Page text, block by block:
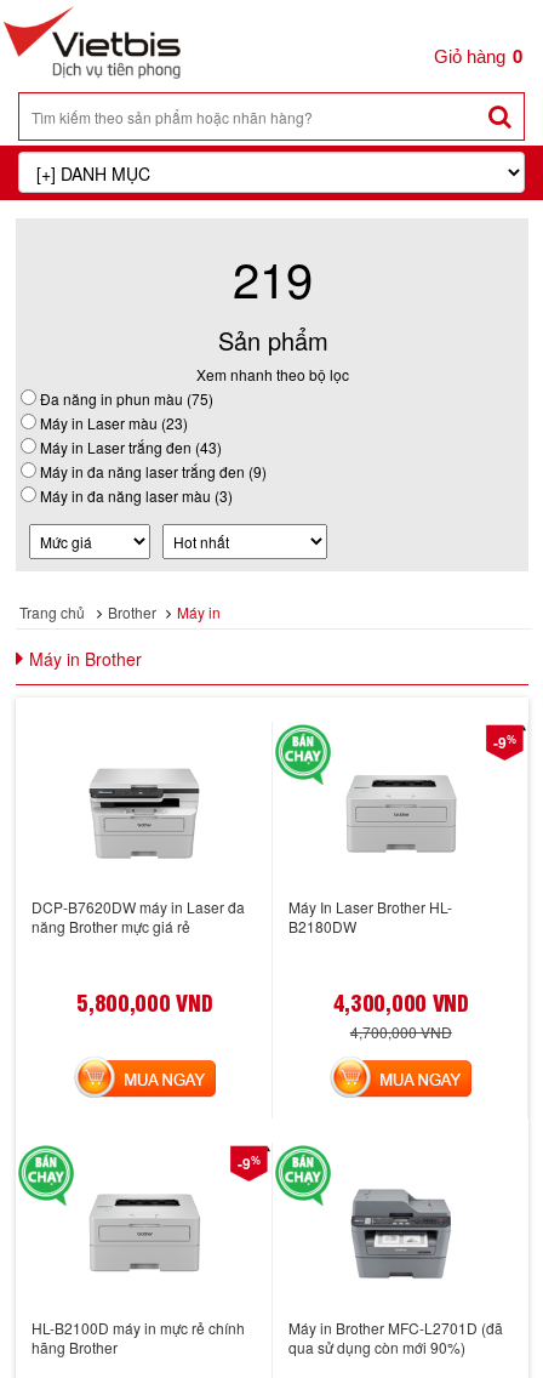
0
219
Sản phẩm
Xem nhanh theo bộ lọc
Đa năng in phun màu (75)
Máy in Laser màu (23)
Máy in Laser trắng đen (43)
Máy in đa năng laser trắng đen (9)
Máy in đa năng laser màu (3)
Trang chủ Brother Máy in
Máy in Brother
DCP-B7620DW máy in Laser đa
năng Brother mực giá rẻ
5,800,000 VND
MUA NGAY
-9%
Máy In Laser Brother HL-
B2180DW
4,300,000 VND
4,700,000 VND
MUA NGAY
-9%
HL-B2100D máy in mực rẻ chính
hãng Brother
Máy in Brother MFC-L2701D (đã
qua sử dụng còn mới 90%)